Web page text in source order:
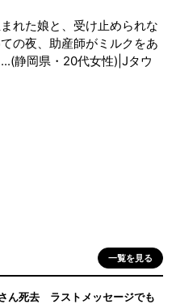
まれた娘と、受け止められな
の夜、助産師がミルクをあ
静岡県・20代女性)|Jタウ
一覧を見る
ん死去 ラストメッセージでも